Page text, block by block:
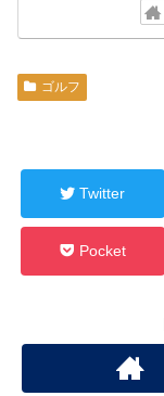
ゴルフ
Twitter
Pocket